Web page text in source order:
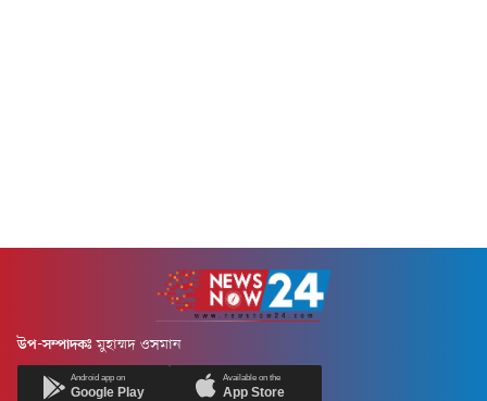
উপ-সম্পাদকঃ মুহাম্মদ ওসমান
Android app on
Google Play
Available on the
App Store